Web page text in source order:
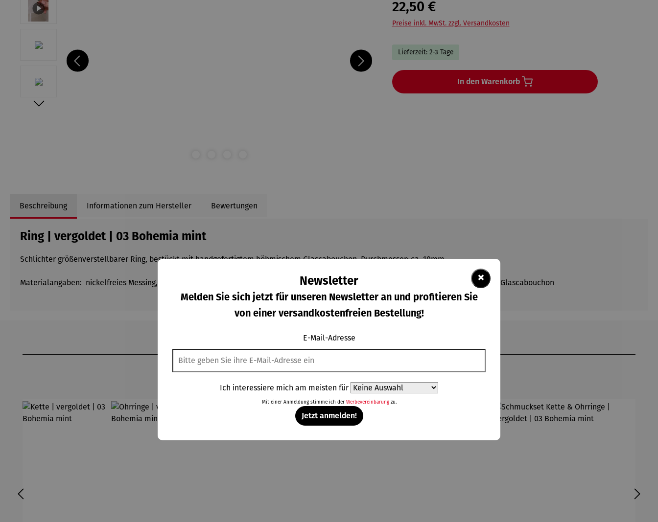
22,50 €
Preise inkl. MwSt. zzgl. Versandkosten
Lieferzeit: 2-3 Tage
In den Warenkorb
Beschreibung Informationen zum Hersteller Bewertungen
Ring | vergoldet | 03 Bohemia mint
Schlichter größenverstellbarer Ring, bestückt mit handgefertigtem böhmischem Glascabouchon. Durchmesser: ca. 10mm.
Materialangaben: nickelfreies Messing, veredelt mit 24k Gold, geschützt durch Speziallack als Anlaufschutz, handgefertigter böhmischer Glascabouchon
Weitere Produkte
×
Newsletter
Melden Sie sich jetzt für unseren Newsletter an und profitieren Sie
von einer versandkostenfreien Bestellung!
E-Mail-Adresse
Ich interessiere mich am meisten für
Mit einer Anmeldung stimme ich der Werbevereinbarungzu.
Jetzt anmelden!